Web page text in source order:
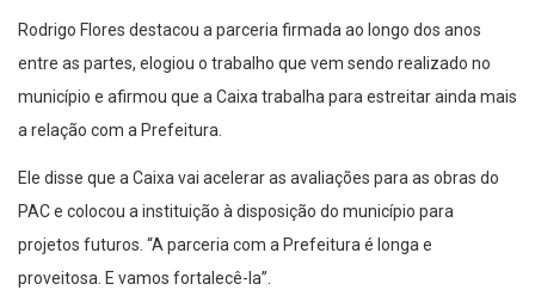
Rodrigo Flores destacou a parceria firmada ao longo dos anos
entre as partes, elogiou o trabalho que vem sendo realizado no
município e afirmou que a Caixa trabalha para estreitar ainda mais
a relação com a Prefeitura.
Ele disse que a Caixa vai acelerar as avaliações para as obras do
PAC e colocou a instituição à disposição do município para
projetos futuros. “A parceria com a Prefeitura é longa e
proveitosa. E vamos fortalecê-la”.